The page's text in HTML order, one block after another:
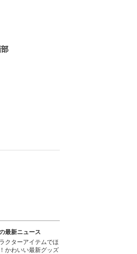
最新ニュース
クターアイテムでほ
かわいい最新グッズ